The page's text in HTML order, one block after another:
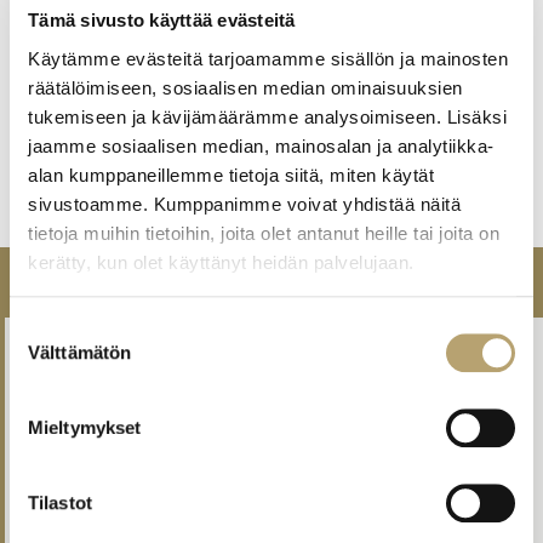
Tämä sivusto käyttää evästeitä
Käytämme evästeitä tarjoamamme sisällön ja mainosten
räätälöimiseen, sosiaalisen median ominaisuuksien
tukemiseen ja kävijämäärämme analysoimiseen. Lisäksi
jaamme sosiaalisen median, mainosalan ja analytiikka-
alan kumppaneillemme tietoja siitä, miten käytät
sivustoamme. Kumppanimme voivat yhdistää näitä
tietoja muihin tietoihin, joita olet antanut heille tai joita on
kerätty, kun olet käyttänyt heidän palvelujaan.
valinta
Välttämätön
Mieltymykset
Tilastot
ehkäisyasioissa ehkäisyneuvolaan
https://kymenhva.fi/lapset-nuoret-ja-
perheet/perhesuunnittelu-ja-raskauden-
ehkaisy/raskauden-ehkaisy-ja-suunnittelu/
muissa asioissa terveysasemaan
https://kymenhva.fi/ajanvaraus-ja-
asiointi/ajanvaraus/yhteydenotto-terveysasemalle/
Opintojen aloituspäivät elokuussa 2026
PALKO-hanke lähestyy loppuaan – suosituksia ja